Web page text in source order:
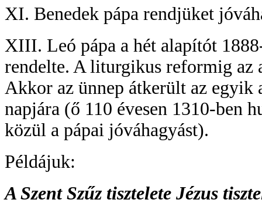
XI. Benedek pápa rendjüket
XIII. Leó pápa a hét alapítót
rendelte. A liturgikus reformig az
Akkor az ünnep átkerült az egyik
napjára (ő 110 évesen 1310-ben
közül a pápai jóváhagyást).
Példájuk:
A Szent Szűz tisztelete Jézus